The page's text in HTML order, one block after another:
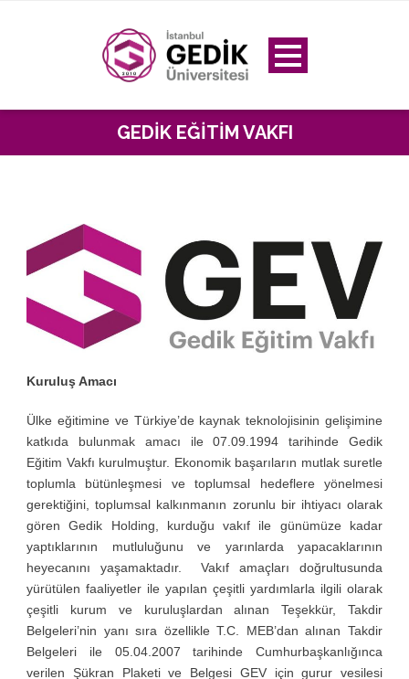
GEDIK EĞITIM VAKFI
Kuruluş Amacı
Ülke eğitimine ve Türkiye’de kaynak teknolojisinin gelişimine
katkıda bulunmak amacı ile 07.09.1994 tarihinde Gedik
Eğitim Vakfı kurulmuştur. Ekonomik başarıların mutlak suretle
toplumla bütünleşmesi ve toplumsal hedeflere yönelmesi
gerektiğini, toplumsal kalkınmanın zorunlu bir ihtiyacı olarak
gören Gedik Holding, kurduğu vakıf ile günümüze kadar
yaptıklarının mutluluğunu ve yarınlarda yapacaklarının
heyecanını yaşamaktadır. Vakıf amaçları doğrultusunda
yürütülen faaliyetler ile yapılan çeşitli yardımlarla ilgili olarak
çeşitli kurum ve kuruluşlardan alınan Teşekkür, Takdir
Belgeleri’nin yanı sıra özellikle T.C. MEB’dan alınan Takdir
Belgeleri ile 05.04.2007 tarihinde Cumhurbaşkanlığınca
verilen Şükran Plaketi ve Belgesi GEV için gurur vesilesi